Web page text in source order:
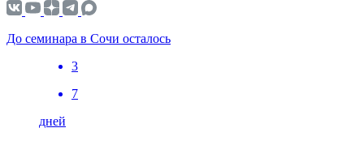
До семинара в Сочи осталось
3
7
дней